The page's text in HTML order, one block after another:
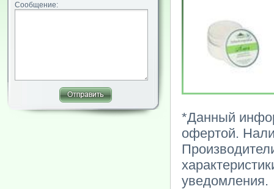
Сообщение:
*Данный
офертой.
уведомления.